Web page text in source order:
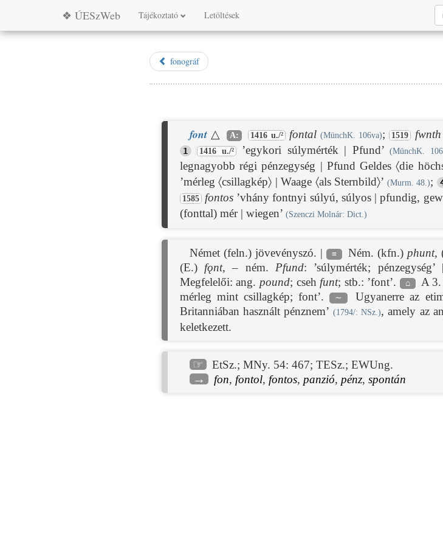
❖ ÚESzWeb Tájékoztató Letöltések
fonográf
font△ A: 1416 u./² fontal (MünchK. 106va); 1519 fwnth
1 1416 u./² ’egykori súlymérték | Pfund’(MünchK.
legnagyobb régi pénzegység | Pfund Geldes 〈die
’mérleg 〈csillagkép〉 | Waage 〈als Sternbild〉’ (Murm. 48.);
1585 fontos’vhány fontnyi súlyú, súlyos | pfundig,
(fonttal) mér | wiegen’ (Szenczi Molnár: Dict.)
Német (feln.) jövevényszó. | ≡ Ném. (kfn.) phunt,
(E.) fǫnt, – ném. Pfund: ’súlymérték;
Megfelelői: ang. pound; cseh funt; stb.: ’font’. ⌂ A 3.
mérleg mint csillagkép; font’.
∼ Ugyanerre az
Britanniában használt pénznem’ (1794/: NSz.), amely az
keletkezett.
☞ EtSz.; MNy. 54: 467; TESz.; EWUng.
→ fon, fontol, fontos, panzió, pénz, spontán